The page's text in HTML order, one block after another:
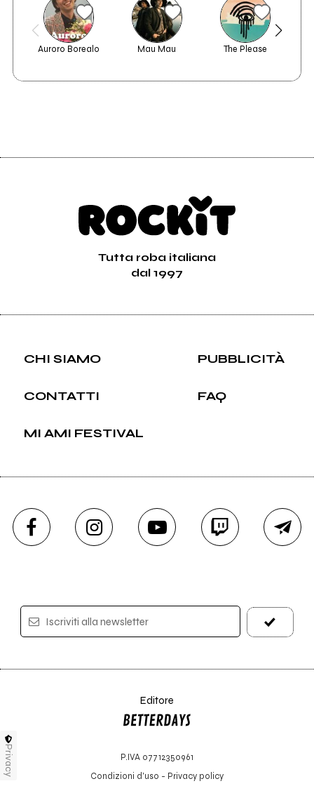
concerto Bloom
2015
1
Auroro Borealo Mau Mau The Please
Tutta roba italiana
dal 1997
CHI SIAMO PUBBLICITÀ
CONTATTI FAQ
MI AMI FESTIVAL
Iscriviti alla newsletter
Editore
P.IVA 07712350961
Condizioni d'uso - Privacy policy
Privacy